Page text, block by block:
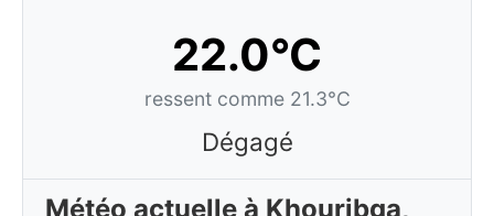
22.0°C
ressent comme 21.3°C
Dégagé
Météo actuelle à Khouribga,